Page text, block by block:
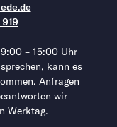
– 15:00 Uhr
kann es
Anfragen
wir
Werktag.